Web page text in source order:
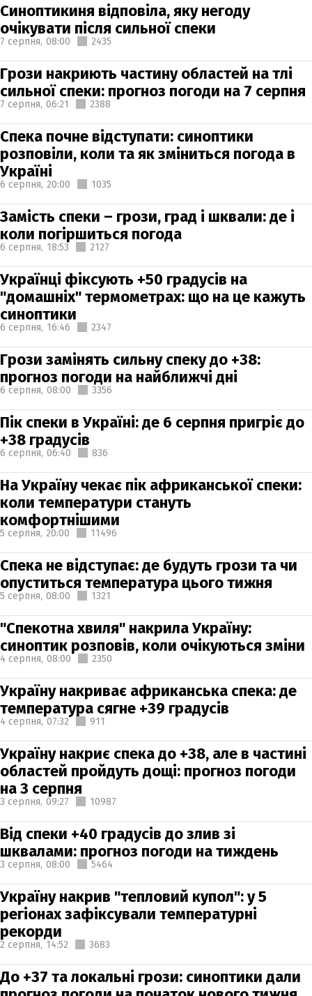
Синоптикиня відповіла, яку негоду
очікувати після сильної спеки
7 серпня, 08:00 2435
Грози накриють частину областей на тлі
сильної спеки: прогноз погоди на 7 серпня
7 серпня, 06:21 2388
Спека почне відступати: синоптики
розповіли, коли та як зміниться погода в
Україні
6 серпня, 20:00 1035
Замість спеки – грози, град і шквали: де і
коли погіршиться погода
6 серпня, 18:53 2127
Українці фіксують +50 градусів на
"домашніх" термометрах: що на це кажуть
синоптики
6 серпня, 16:46 2347
Грози замінять сильну спеку до +38:
прогноз погоди на найближчі дні
6 серпня, 08:00 3356
Пік спеки в Україні: де 6 серпня пригріє до
+38 градусів
6 серпня, 06:40 836
На Україну чекає пік африканської спеки:
коли температури стануть
комфортнішими
5 серпня, 20:00 11496
Спека не відступає: де будуть грози та чи
опуститься температура цього тижня
5 серпня, 08:00 1321
"Спекотна хвиля" накрила Україну:
синоптик розповів, коли очікуються зміни
4 серпня, 08:00 2350
Україну накриває африканська спека: де
температура сягне +39 градусів
4 серпня, 07:32 911
Україну накриє спека до +38, але в частині
областей пройдуть дощі: прогноз погоди
на 3 серпня
3 серпня, 09:27 10987
Від спеки +40 градусів до злив зі
шквалами: прогноз погоди на тиждень
3 серпня, 08:00 5464
Україну накрив "тепловий купол": у 5
регіонах зафіксували температурні
рекорди
2 серпня, 14:52 3683
До +37 та локальні грози: синоптики дали